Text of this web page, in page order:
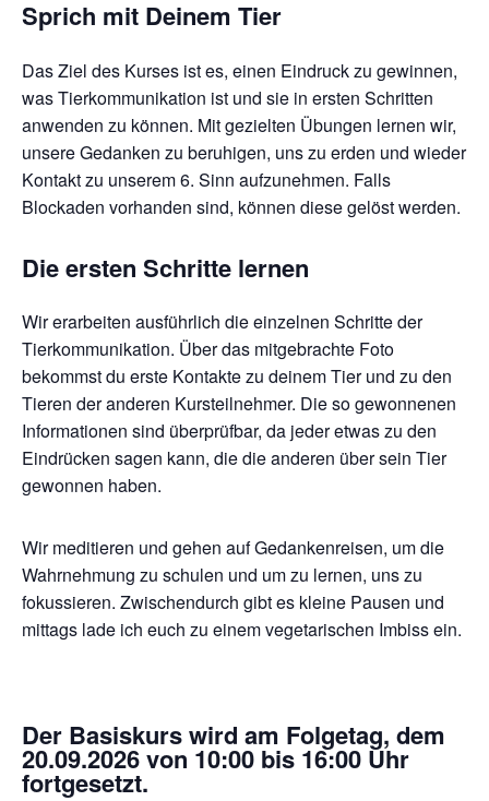
Sprich mit Deinem Tier
Das Ziel des Kurses ist es, einen Eindruck zu gewinnen,
was Tierkommunikation ist und sie in ersten Schritten
anwenden zu können. Mit gezielten Übungen lernen wir,
unsere Gedanken zu beruhigen, uns zu erden und wieder
Kontakt zu unserem 6. Sinn aufzunehmen. Falls
Blockaden vorhanden sind, können diese gelöst werden.
Die ersten Schritte lernen
Wir erarbeiten ausführlich die einzelnen Schritte der
Tierkommunikation. Über das mitgebrachte Foto
bekommst du erste Kontakte zu deinem Tier und zu den
Tieren der anderen Kursteilnehmer. Die so gewonnenen
Informationen sind überprüfbar, da jeder etwas zu den
Eindrücken sagen kann, die die anderen über sein Tier
gewonnen haben.
Wir meditieren und gehen auf Gedankenreisen, um die
Wahrnehmung zu schulen und um zu lernen, uns zu
fokussieren. Zwischendurch gibt es kleine Pausen und
mittags lade ich euch zu einem vegetarischen Imbiss ein.
Der Basiskurs wird am Folgetag, dem
20.09.2026 von 10:00 bis 16:00 Uhr
fortgesetzt.